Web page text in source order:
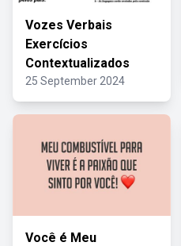
Vozes Verbais
Exercícios
Contextualizados
25 September 2024
Você é Meu